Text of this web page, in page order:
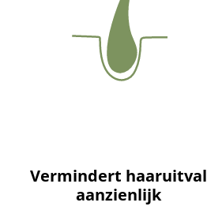
Vermindert haaruitval
aanzienlijk